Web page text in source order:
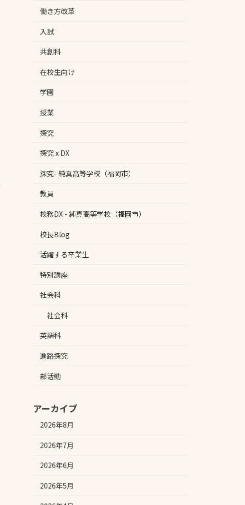
働き方改革
入試
共創科
在校生向け
学園
授業
探究
探究 x DX
探究- 純真高等学校（福岡市）
教員
校務DX - 純真高等学校（福岡市）
校長Blog
活躍する卒業生
特別講座
社会科
社会科
英語科
進路探究
部活動
アーカイブ
2026年8月
2026年7月
2026年6月
2026年5月